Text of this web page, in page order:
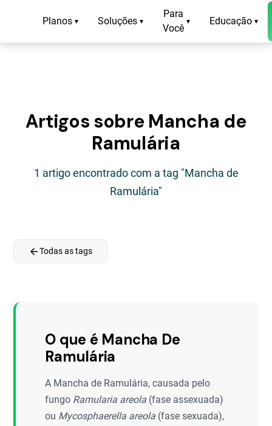
Planos ▾ Soluções ▾
Para
Você
▾ Educação ▾
Artigos sobre Mancha de
Ramulária
1 artigo encontrado com a tag "Mancha de
Ramulária"
arrow_backTodas as tags
O que é Mancha De
Ramulária
A Mancha de Ramulária, causada pelo
fungo Ramularia areola (fase assexuada)
ou Mycosphaerella areola (fase sexuada),